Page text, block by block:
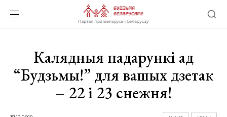
Калядныя падарункі ад
“Будзьмы!” для вашых дзетак
– 22 і 23 снежня!